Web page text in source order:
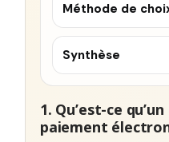
Méthode de
Synthèse
1. Qu’est-ce
paiement